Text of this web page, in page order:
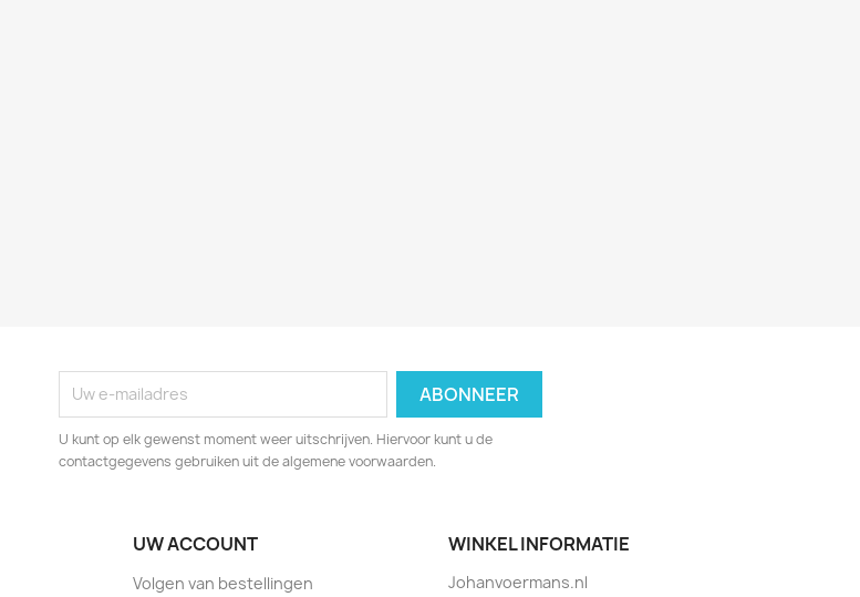
U kunt op elk gewenst moment weer uitschrijven. Hiervoor kunt u de
contactgegevens gebruiken uit de algemene voorwaarden.
UW ACCOUNT
Volgen van bestellingen
WINKEL INFORMATIE
Johanvoermans.nl